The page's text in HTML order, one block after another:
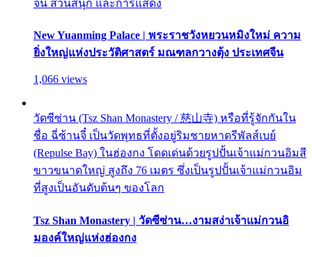
จีน สวนสนุก และการแสดง
New Yuanming Palace | พระราชวังหยวนหมิงใหม่ ความ
ยิ่งใหญ่แห่งประวัติศาสตร์ มณฑลกวางตุ้ง ประเทศจีน
1,066 views
วัดซีซ่าน (Tsz Shan Monastery / 慈山寺) หรือที่รู้จักกันใน
ชื่อ ฉี่ซ้านจี๋ เป็นวัดพุทธที่ตั้งอยู่ริมชายหาดรีพัลส์เบย์
(Repulse Bay) ในฮ่องกง โดดเด่นด้วยรูปปั้นเจ้าแม่กวนอิมสี
ขาวขนาดใหญ่ สูงถึง 76 เมตร ซึ่งเป็นรูปปั้นเจ้าแม่กวนอิม
ที่สูงเป็นอันดับต้นๆ ของโลก
Tsz Shan Monastery | วัดซีซ่าน…งามสง่าเจ้าแม่กวนอิ
มองค์ใหญ่แห่งฮ่องกง